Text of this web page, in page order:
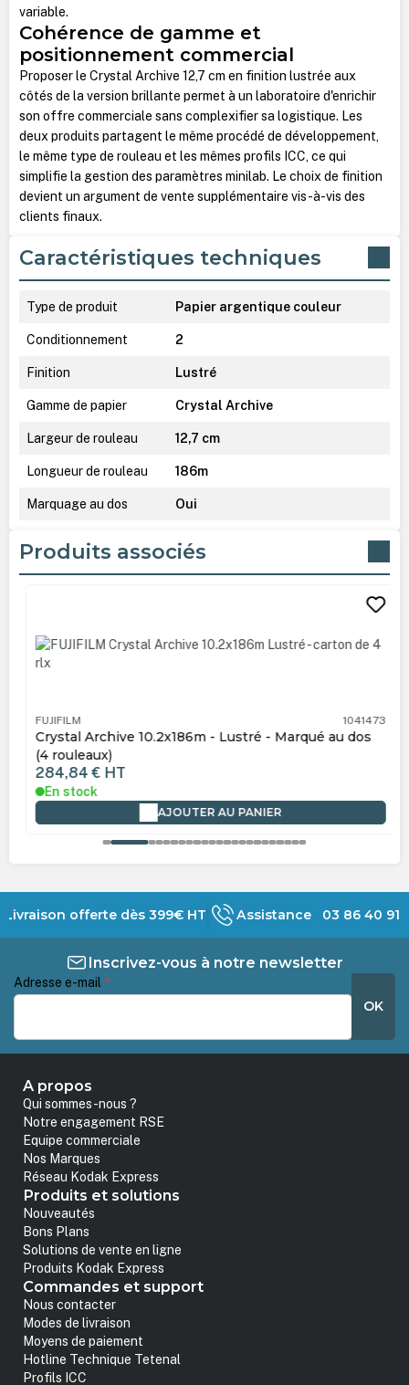
variable.
Cohérence de gamme et
positionnement commercial
Proposer le Crystal Archive 12,7 cm en finition lustrée aux
côtés de la version brillante permet à un laboratoire d'enrichir
son offre commerciale sans complexifier sa logistique. Les
deux produits partagent le même procédé de développement,
le même type de rouleau et les mêmes profils ICC, ce qui
simplifie la gestion des paramètres minilab. Le choix de finition
devient un argument de vente supplémentaire vis-à-vis des
clients finaux.
Caractéristiques techniques
Type de produit Papier argentique couleur
Conditionnement 2
Finition Lustré
Gamme de papier Crystal Archive
Largeur de rouleau 12,7 cm
Longueur de rouleau 186m
Marquage au dos Oui
Produits associés
FUJIFILM 1041473
Crystal Archive 10.2x186m - Lustré - Marqué au dos
(4 rouleaux)
284,84 €HT
En stock
AJOUTER AU PANIER
Livraison offerte dès 399€ HT Assistance 03 86 40 91
Inscrivez-vous à notre newsletter
Adresse e-mail *
OK
A propos
Qui sommes-nous ?
Notre engagement RSE
Equipe commerciale
Nos Marques
Réseau Kodak Express
Produits et solutions
Nouveautés
Bons Plans
Solutions de vente en ligne
Produits Kodak Express
Commandes et support
Nous contacter
Modes de livraison
Moyens de paiement
Hotline Technique Tetenal
Profils ICC